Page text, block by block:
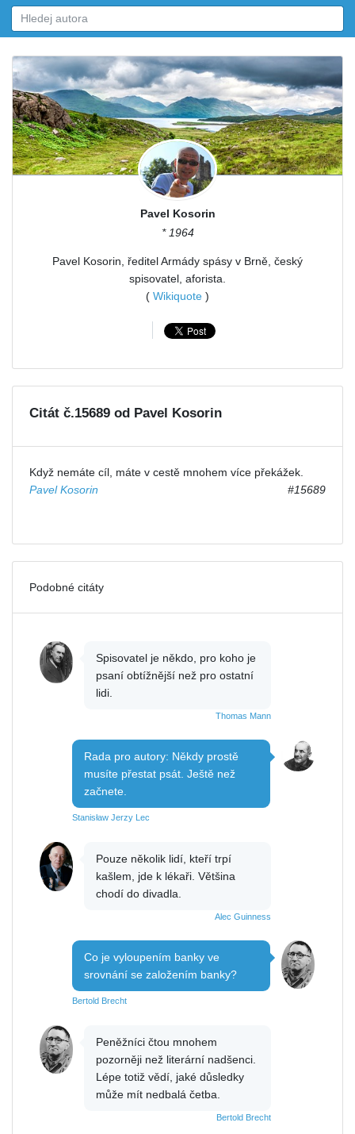
Pavel Kosorin
* 1964
Pavel Kosorin, ředitel Armády spásy v Brně, český
spisovatel, aforista.
( Wikiquote )
Citát č.15689 od Pavel Kosorin
Když nemáte cíl, máte v cestě mnohem více překážek.
Pavel Kosorin
#15689
Podobné citáty
Spisovatel je někdo, pro koho je
psaní obtížnější než pro ostatní
lidi.
Thomas Mann
Rada pro autory: Někdy prostě
musíte přestat psát. Ještě než
začnete.
Stanisław Jerzy Lec
Pouze několik lidí, kteří trpí
kašlem, jde k lékaři. Většina
chodí do divadla.
Alec Guinness
Co je vyloupením banky ve
srovnání se založením banky?
Bertold Brecht
Peněžníci čtou mnohem
pozorněji než literární nadšenci.
Lépe totiž vědí, jaké důsledky
může mít nedbalá četba.
Bertold Brecht